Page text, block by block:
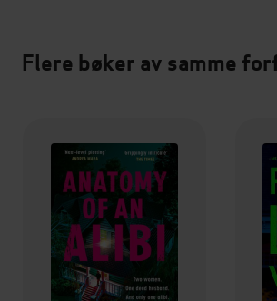
Flere bøker av samme